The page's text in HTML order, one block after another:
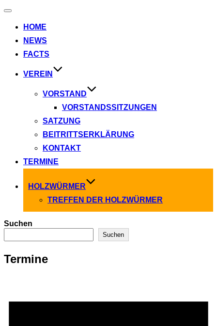
Navigation
HOME
NEWS
FACTS
VEREIN
VORSTAND
VORSTANDSSITZUNGEN
SATZUNG
BEITRITTSERKLÄRUNG
KONTAKT
TERMINE
HOLZWÜRMER
TREFFEN DER HOLZWÜRMER
Suchen
Suchen
Termine